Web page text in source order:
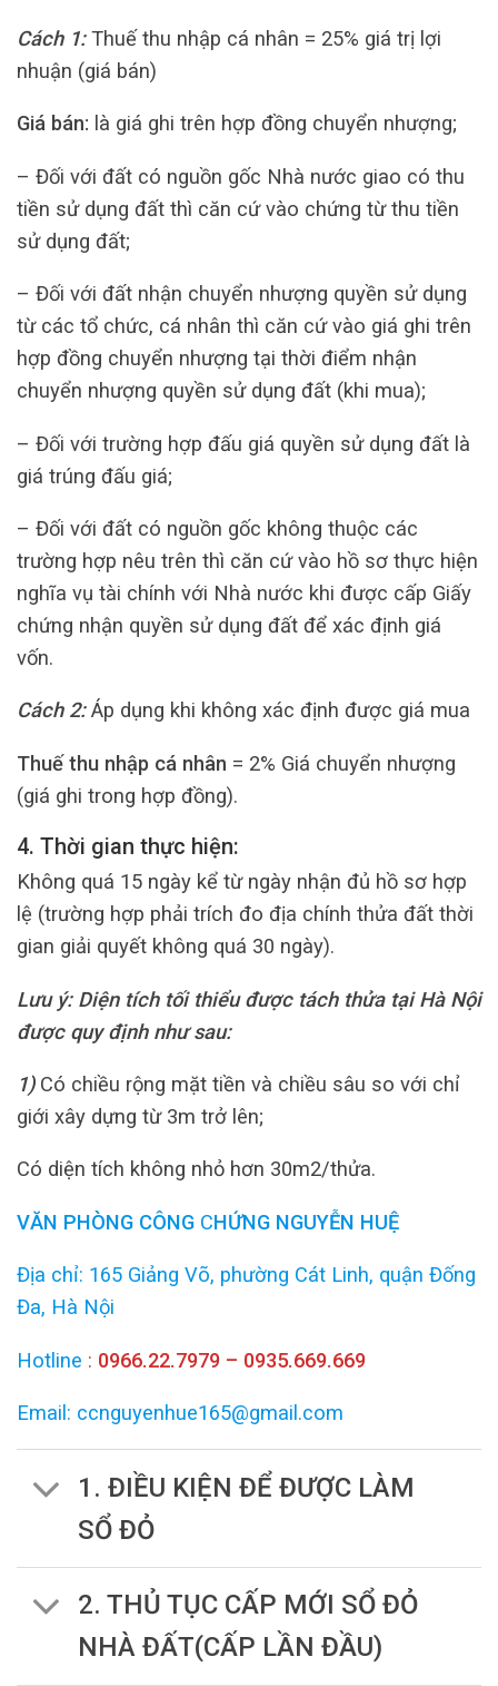
Cách 1:Thuế thu nhập cá nhân = 25% giá trị lợi
nhuận (giá bán)
Giá bán: là giá ghi trên hợp đồng chuyển nhượng;
– Đối với đất có nguồn gốc Nhà nước giao có thu
tiền sử dụng đất thì căn cứ vào chứng từ thu tiền
sử dụng đất;
– Đối với đất nhận chuyển nhượng quyền sử dụng
từ các tổ chức, cá nhân thì căn cứ vào giá ghi trên
hợp đồng chuyển nhượng tại thời điểm nhận
chuyển nhượng quyền sử dụng đất (khi mua);
– Đối với trường hợp đấu giá quyền sử dụng đất là
giá trúng đấu giá;
– Đối với đất có nguồn gốc không thuộc các
trường hợp nêu trên thì căn cứ vào hồ sơ thực hiện
nghĩa vụ tài chính với Nhà nước khi được cấp Giấy
chứng nhận quyền sử dụng đất để xác định giá
vốn.
Cách 2:Áp dụng khi không xác định được giá mua
Thuế thu nhập cá nhân = 2% Giá chuyển nhượng
(giá ghi trong hợp đồng).
4. Thời gian thực hiện:
Không quá 15 ngày kể từ ngày nhận đủ hồ sơ hợp
lệ (trường hợp phải trích đo địa chính thửa đất thời
gian giải quyết không quá 30 ngày).
Lưu ý: Diện tích tối thiểu được tách thửa tại Hà Nội
được quy định như sau:
1)Có chiều rộng mặt tiền và chiều sâu so với chỉ
giới xây dựng từ 3m trở lên;
Có diện tích không nhỏ hơn 30m2/thửa.
VĂN PHÒNG CÔNG CHỨNG NGUYỄN HUỆ
Địa chỉ: 165 Giảng Võ, phường Cát Linh, quận Đống
Đa, Hà Nội
Hotline : 0966.22.7979 – 0935.669.669
Email: ccnguyenhue165@gmail.com
1. ĐIỀU KIỆN ĐỂ ĐƯỢC LÀM
SỔ ĐỎ
2. THỦ TỤC CẤP MỚI SỔ ĐỎ
NHÀ ĐẤT(CẤP LẦN ĐẦU)